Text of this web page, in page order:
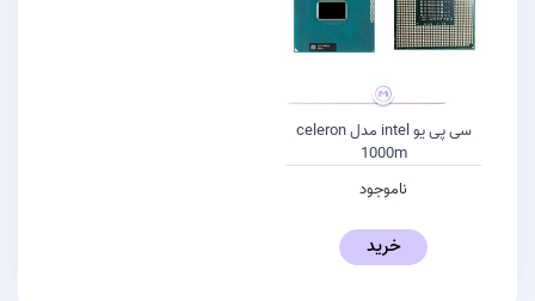
سی پی یو intel مدل celeron
1000m
ناموجود
خرید